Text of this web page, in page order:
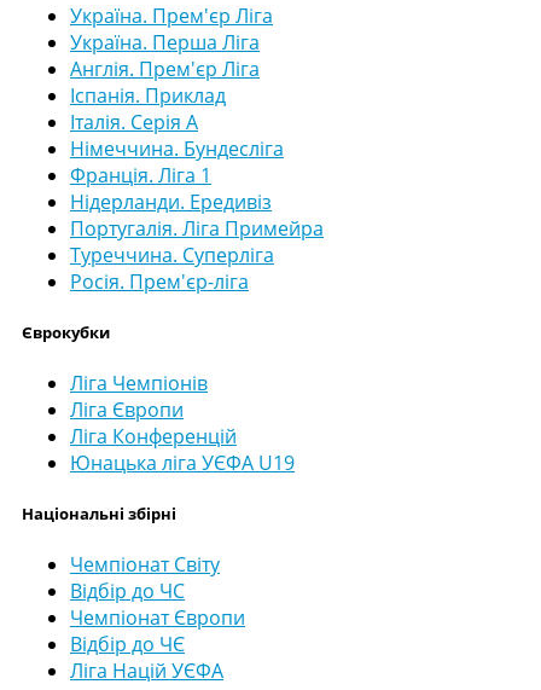
Україна. Прем'єр Ліга
Україна. Перша Ліга
Англія. Прем'єр Ліга
Іспанія. Приклад
Італія. Серія А
Німеччина. Бундесліга
Франція. Ліга 1
Нідерланди. Ередивіз
Португалія. Ліга Примейра
Туреччина. Суперліга
Росія. Прем'єр-ліга
Єврокубки
Ліга Чемпіонів
Ліга Європи
Ліга Конференцій
Юнацька ліга УЄФА U19
Національні збірні
Чемпіонат Світу
Відбір до ЧС
Чемпіонат Європи
Відбір до ЧЄ
Ліга Націй УЄФА